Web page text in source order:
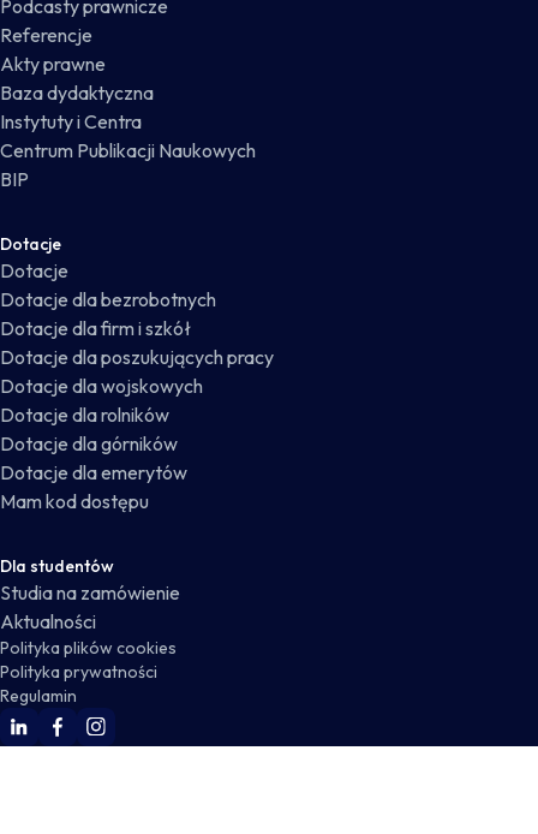
Podcasty prawnicze
Referencje
Akty prawne
Baza dydaktyczna
Instytuty i Centra
Centrum Publikacji Naukowych
BIP
Dotacje
Dotacje
Dotacje dla bezrobotnych
Dotacje dla firm i szkół
Dotacje dla poszukujących pracy
Dotacje dla wojskowych
Dotacje dla rolników
Dotacje dla górników
Dotacje dla emerytów
Mam kod dostępu
Dla studentów
Studia na zamówienie
Aktualności
Polityka plików cookies
Polityka prywatności
Regulamin
WSKZ Linkedin
WSKZ Facebook
WSKZ Instagram